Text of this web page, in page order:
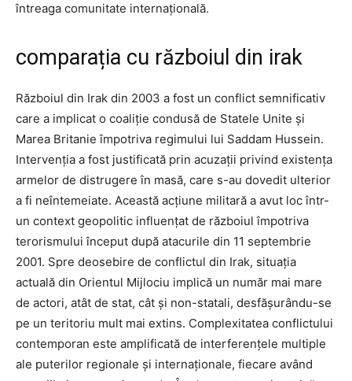
întreaga comunitate internațională.
comparația cu războiul din irak
Războiul din Irak din 2003 a fost un conflict semnificativ
care a implicat o coaliție condusă de Statele Unite și
Marea Britanie împotriva regimului lui Saddam Hussein.
Intervenția a fost justificată prin acuzații privind existența
armelor de distrugere în masă, care s-au dovedit ulterior
a fi neîntemeiate. Această acțiune militară a avut loc într-
un context geopolitic influențat de războiul împotriva
terorismului început după atacurile din 11 septembrie
2001. Spre deosebire de conflictul din Irak, situația
actuală din Orientul Mijlociu implică un număr mai mare
de actori, atât de stat, cât și non-statali, desfășurându-se
pe un teritoriu mult mai extins. Complexitatea conflictului
contemporan este amplificată de interferențele multiple
ale puterilor regionale și internaționale, fiecare având